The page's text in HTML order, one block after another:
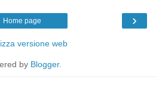
›
Home page
versione web
by Blogger.